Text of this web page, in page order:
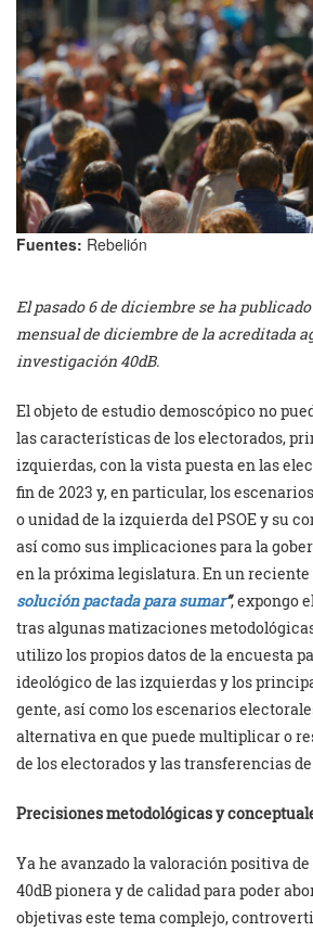
Fuentes: Rebelión
El pasado 6 de diciembre se ha
mensual de diciembre de la acreditada
investigación 40dB.
El objeto de estudio demoscópico no
las características de los electorados,
izquierdas, con la vista puesta en las
fin de 2023 y, en particular, los
o unidad de la izquierda del PSOE y su
así como sus implicaciones para la
en la próxima legislatura. En un reciente
solución pactada para sumar”, expongo
tras algunas matizaciones
utilizo los propios datos de la encuesta
ideológico de las izquierdas y los
gente, así como los escenarios
alternativa en que puede multiplicar o
de los electorados y las transferencias
Precisiones metodológicas y
Ya he avanzado la valoración positiva
40dB pionera y de calidad para poder
objetivas este tema complejo,